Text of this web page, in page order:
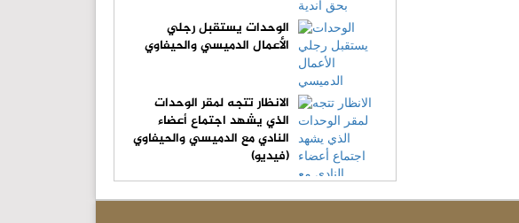
الوحدات يستقبل رجلي
الأعمال الدميسي والحيفاوي
الانظار تتجه لمقر الوحدات
الذي يشهد اجتماع أعضاء
النادي مع الدميسي والحيفاوي
(فيديو)